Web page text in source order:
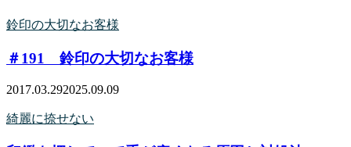
鈴印の大切なお客様
＃191 鈴印の大切なお客様
2017.03.292025.09.09
綺麗に捺せない